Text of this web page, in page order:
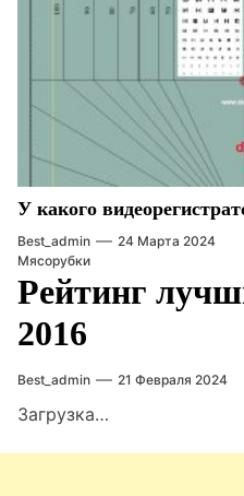
У какого
Best_admin
24 Марта 2024
Мясорубки
Рейтинг
2016
Best_admin 21 Февраля 2024
Загрузка…